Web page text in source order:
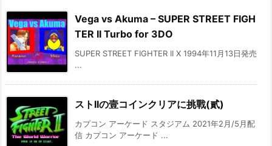
Vega vs Akuma – SUPER STREET FIGH
TER II Turbo for 3DO
SUPER STREET FIGHTER II X 1994年11月13日発売
...
ストIIの壹コインクリアに挑戰(貳)
カプコン アーケード スタジアム 2021年2月/5月配
信 カプコン アーケード ...